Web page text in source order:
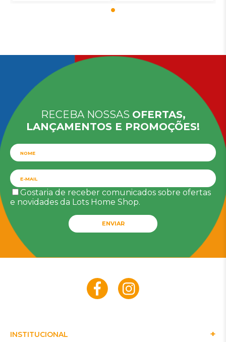
RECEBA NOSSAS OFERTAS,
LANÇAMENTOS E PROMOÇÕES!
Gostaria de receber comunicados sobre ofertas
e novidades da Lots Home Shop.
ENVIAR
INSTITUCIONAL